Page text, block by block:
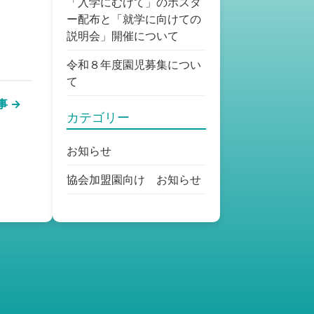
→
ー配布と「就学に向けての
説明会」開催について
令和８年度園児募集につい
て
カテゴリー
お知らせ
協会加盟園向け お知らせ